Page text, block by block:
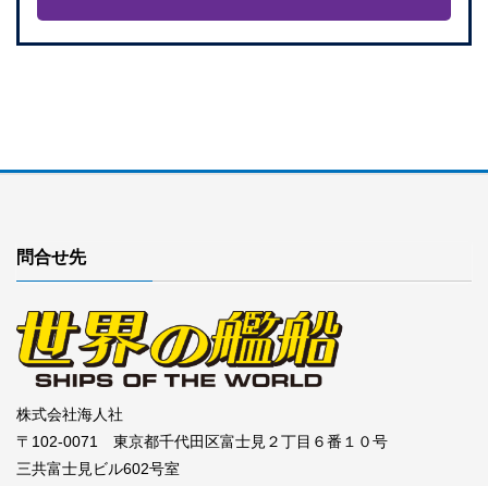
問合せ先
株式会社海人社
〒102-0071 東京都千代田区富士見２丁目６番１０号
三共富士見ビル602号室